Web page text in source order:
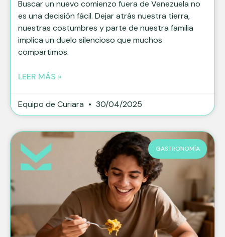
Buscar un nuevo comienzo fuera de Venezuela no
es una decisión fácil. Dejar atrás nuestra tierra,
nuestras costumbres y parte de nuestra familia
implica un duelo silencioso que muchos
compartimos.
LEER MÁS »
Equipo de Curiara 30/04/2025
GASTRONOMÍA